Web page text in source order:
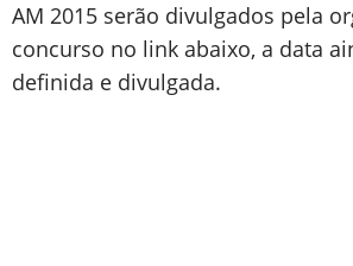
AM 2015 serão divulgados pela
concurso no link abaixo, a data
definida e divulgada.